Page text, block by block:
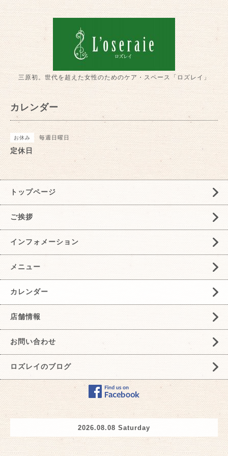
三原初。世代を超えた女性のためのケア・スペース「ロズレイ」
カレンダー
お休み 毎週日曜日
定休日
トップページ
ご挨拶
インフォメーション
メニュー
カレンダー
店舗情報
お問い合わせ
ロズレイのブログ
2026.08.08 Saturday